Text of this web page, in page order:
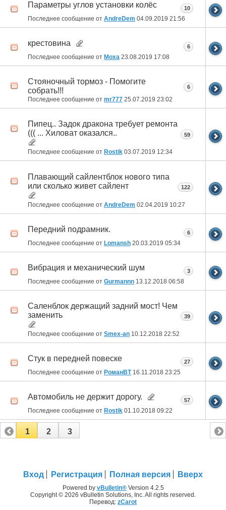
Параметры углов установки колёс
Последнее сообщение от AndreDem 04.09.2019 21:56
10
крестовина
Последнее сообщение от Moxa 23.08.2019 17:08
6
Стояночный тормоз - Помогите
собрать!!!
Последнее сообщение от mr777 25.07.2019 23:02
6
Пипец.. Задок дракона требует ремонта
((( ... Хиловат оказался..
Последнее сообщение от Rostik 03.07.2019 12:34
59
Плавающий сайлентблок нового типа
или сколько живет сайлент
Последнее сообщение от AndreDem 02.04.2019 10:27
122
Передний подрамник.
Последнее сообщение от Lomansh 20.03.2019 05:34
6
Вибрация и механический шум
Последнее сообщение от Gurmannn 13.12.2018 06:58
3
Саленблок держащий задний мост! Чем
заменить
Последнее сообщение от Smex-an 10.12.2018 22:52
39
Стук в передней повеске
Последнее сообщение от РоманВТ16.11.2018 23:25
27
Автомобиль не держит дорогу.
Последнее сообщение от Rostik 01.10.2018 09:22
57
1 2 3
Вход Регистрация Полная версия Вверх
Powered by vBulletin®Version 4.2.5
Copyright © 2026 vBulletin Solutions, Inc. All rights reserved.
Перевод: zCarot